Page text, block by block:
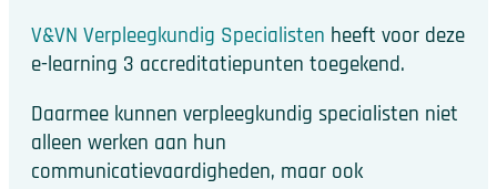
V&VN Verpleegkundig Specialisten heeft voor deze
e-learning 3 accreditatiepunten toegekend.
Daarmee kunnen verpleegkundig specialisten niet
alleen werken aan hun
communicatievaardigheden, maar ook